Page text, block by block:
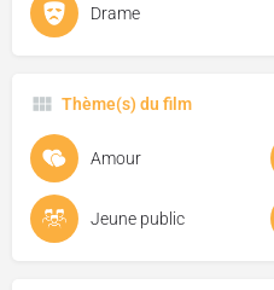
Drame
Thème(s) du film
Amour
Jeune public